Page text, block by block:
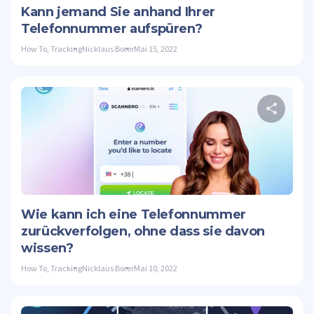
Kann jemand Sie anhand Ihrer
Telefonnummer aufspüren?
How To TrackingNicklaus BorerMai 15, 2022
Wie kann ich eine Telefonnummer
zurückverfolgen, ohne dass sie davon
wissen?
How To TrackingNicklaus BorerMai 10, 2022